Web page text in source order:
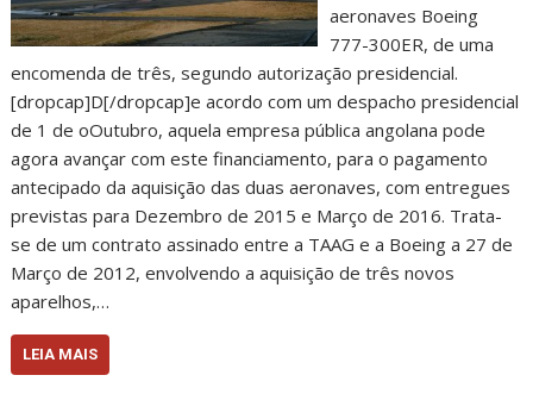
aeronaves Boeing
777-300ER, de uma
encomenda de três, segundo autorização presidencial.
[dropcap]D[/dropcap]e acordo com um despacho presidencial
de 1 de oOutubro, aquela empresa pública angolana pode
agora avançar com este financiamento, para o pagamento
antecipado da aquisição das duas aeronaves, com entregues
previstas para Dezembro de 2015 e Março de 2016. Trata-
se de um contrato assinado entre a TAAG e a Boeing a 27 de
Março de 2012, envolvendo a aquisição de três novos
aparelhos,…
LEIA MAIS